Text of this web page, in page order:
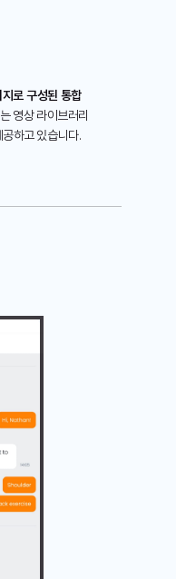
로 구성된 통합
영상 라이브러리
하고 있습니다.